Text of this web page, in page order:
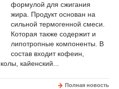
формулой для сжигания
жира. Продукт основан на
сильной термогенной смеси.
Которая также содержит и
липотропные компоненты. В
состав входит кофеин,
кайенский...
Полная новость